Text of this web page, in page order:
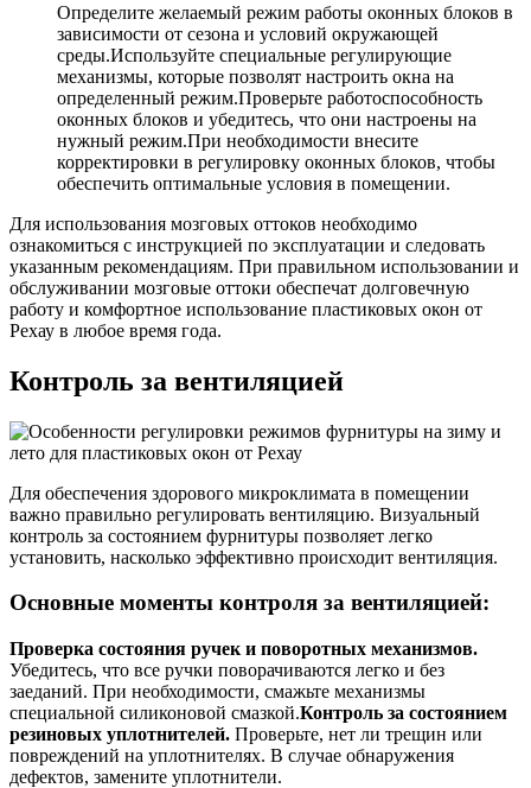
Определите желаемый режим работы оконных блоков в
зависимости от сезона и условий окружающей
среды.Используйте специальные регулирующие
механизмы, которые позволят настроить окна на
определенный режим.Проверьте работоспособность
оконных блоков и убедитесь, что они настроены на
нужный режим.При необходимости внесите
корректировки в регулировку оконных блоков, чтобы
обеспечить оптимальные условия в помещении.
Для использования мозговых оттоков необходимо
ознакомиться с инструкцией по эксплуатации и следовать
указанным рекомендациям. При правильном использовании и
обслуживании мозговые оттоки обеспечат долговечную
работу и комфортное использование пластиковых окон от
Рехау в любое время года.
Контроль за вентиляцией
Для обеспечения здорового микроклимата в помещении
важно правильно регулировать вентиляцию. Визуальный
контроль за состоянием фурнитуры позволяет легко
установить, насколько эффективно происходит вентиляция.
Основные моменты контроля за вентиляцией:
Проверка состояния ручек и поворотных механизмов.
Убедитесь, что все ручки поворачиваются легко и без
заеданий. При необходимости, смажьте механизмы
специальной силиконовой смазкой.Контроль за состоянием
резиновых уплотнителей. Проверьте, нет ли трещин или
повреждений на уплотнителях. В случае обнаружения
дефектов, замените уплотнители.